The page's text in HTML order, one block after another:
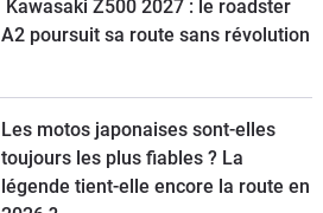
Kawasaki Z500 2027 : le roadster
A2 poursuit sa route sans révolution
Les motos japonaises sont-elles
toujours les plus fiables ? La
légende tient-elle encore la route en